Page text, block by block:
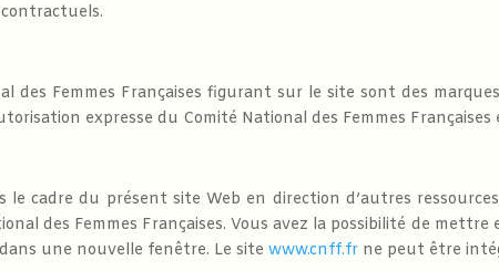
des Femmes Françaises figurant sur le site sont des
expresse du Comité National des Femmes Françaises
le cadre du présent site Web en direction d’autres
des Femmes Françaises. Vous avez la possibilité de
une nouvelle fenêtre. Le site www.cnff.fr ne peut être